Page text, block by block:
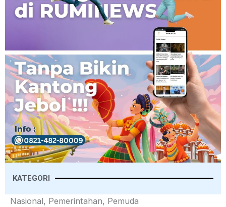
KATEGORI
Nasional, Pemerintahan, Pemuda